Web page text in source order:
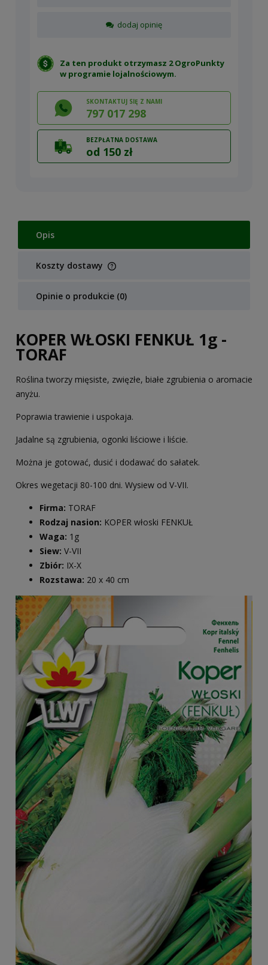
dodaj opinię
Za ten produkt otrzymasz 2 OgroPunkty
w programie lojalnościowym.
SKONTAKTUJ SIĘ Z NAMI
797 017 298
BEZPŁATNA DOSTAWA
od 150 zł
Opis
Koszty dostawy
Cena nie zawiera ewentualnych kosztów płatności
Opinie o produkcie (0)
KOPER WŁOSKI FENKUŁ 1g -
TORAF
Roślina tworzy mięsiste, zwięzłe, białe zgrubienia o aromacie
anyżu.
Poprawia trawienie i uspokaja.
Jadalne są zgrubienia, ogonki liściowe i liście.
Można je gotować, dusić i dodawać do sałatek.
Okres wegetacji 80-100 dni. Wysiew od V-VII.
Firma: TORAF
Rodzaj nasion: KOPER włoski FENKUŁ
Waga: 1g
Siew: V-VII
Zbiór: IX-X
Rozstawa: 20 x 40 cm